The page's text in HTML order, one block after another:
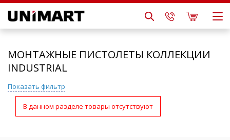
МОНТАЖНЫЕ ПИСТОЛЕТЫ КОЛЛЕКЦИИ
INDUSTRIAL
В данном разделе товары отсутствуют
Показать фильтр